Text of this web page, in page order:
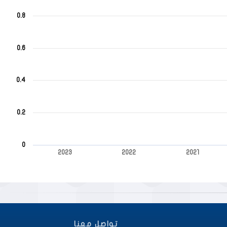
2023 2022 2021
0
0.2
0.4
0.6
0.8
تواصل معنا